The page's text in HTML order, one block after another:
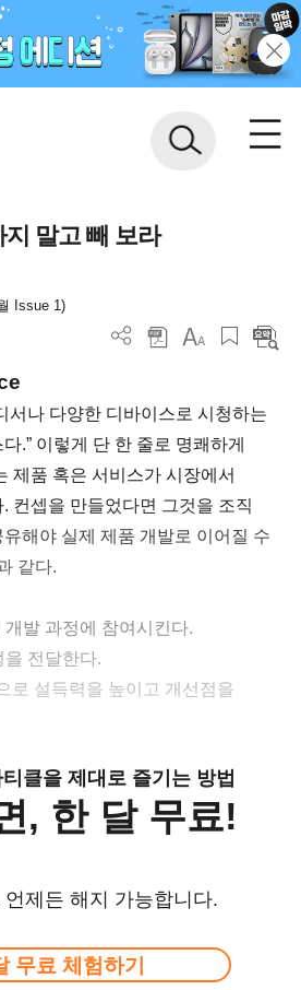
말고 빼 보라
Issue 1)
서나 다양한 디바이스로 시청하는
.” 이렇게 단 한 줄로 명쾌하게
제품 혹은 서비스가 시장에서
컨셉을 만들었다면 그것을 조직
해야 실제 제품 개발로 이어질 수
같다.
발 과정에 참여시킨다.
을 전달한다.
로 설득력을 높이고 개선점을
클을 제대로 즐기는 방법
, 한 달 무료!
제든 해지 가능합니다.
무료 체험하기